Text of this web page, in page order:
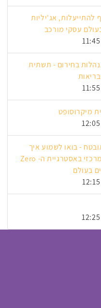
להתייעלות, אג'יליות
עסקי מורכב
בחירום - תשתית
מיקרוסופט
- בואו לשמוע איך
איילנד הפכה להיות חלק מרכזי באסטרגיית ה- Zero